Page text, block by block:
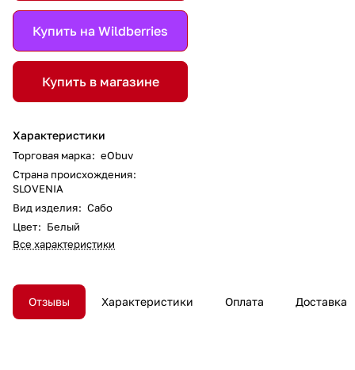
Купить на Wildberries
Купить в магазине
Характеристики
Торговая марка: eObuv
Страна происхождения:
SLOVENIA
Вид изделия: Сабо
Цвет: Белый
Все характеристики
Отзывы Характеристики Оплата Доставка